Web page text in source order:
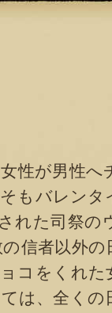
性が男性へ
もバレンタ
れた司祭の
信者以外の
コをくれた
は、全くの